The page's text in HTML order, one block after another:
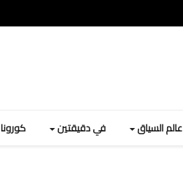
عالم السياق في دقيقتين كورونا